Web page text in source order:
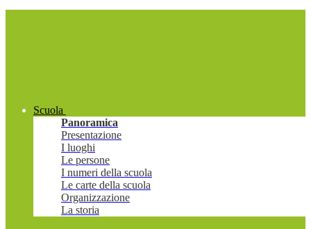
Scuola
Panoramica
Presentazione
I luoghi
Le persone
I numeri della scuola
Le carte della scuola
Organizzazione
La storia